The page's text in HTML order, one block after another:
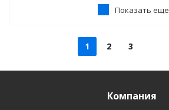
Показать еще
1 2 3
Компания